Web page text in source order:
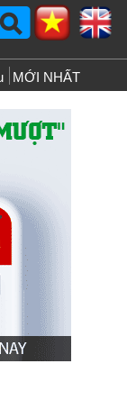
MỚI NHẤT